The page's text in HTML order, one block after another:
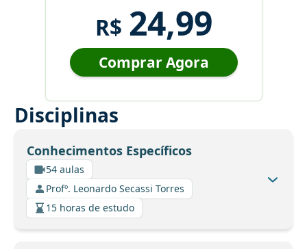
R$ 24,99
Comprar Agora
Disciplinas
Conhecimentos Específicos
54 aulas
Profº. Leonardo Secassi Torres
15 horas de estudo